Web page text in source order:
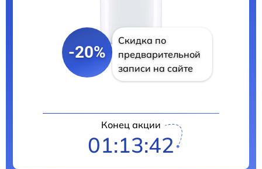
-20%
Скидка по
предварительной
записи на сайте
Конец акции
01:13:41